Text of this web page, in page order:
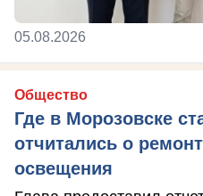
05.08.2026
Общество
Где в Морозовске
отчитались о
освещения